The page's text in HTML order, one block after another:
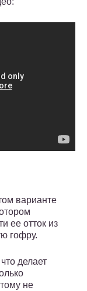
варианте
ее отток из
гофру.
делает
не